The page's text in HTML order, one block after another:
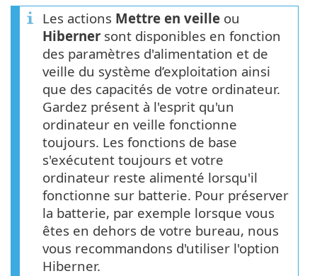
Les actions Mettre en veille ou
Hiberner sont disponibles en fonction
des paramètres d'alimentation et de
veille du système d’exploitation ainsi
que des capacités de votre ordinateur.
Gardez présent à l'esprit qu'un
ordinateur en veille fonctionne
toujours. Les fonctions de base
s'exécutent toujours et votre
ordinateur reste alimenté lorsqu'il
fonctionne sur batterie. Pour préserver
la batterie, par exemple lorsque vous
êtes en dehors de votre bureau, nous
vous recommandons d'utiliser l'option
Hiberner.